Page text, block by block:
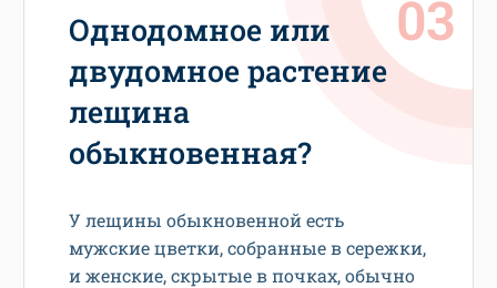
Однодомное или
двудомное растение
лещина
обыкновенная?
У лещины обыкновенной есть
мужские цветки, собранные в сережки,
и женские, скрытые в почках, обычно